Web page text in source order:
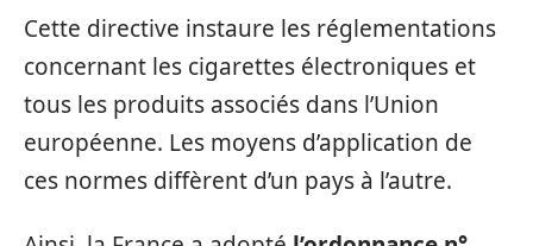
Cette directive instaure les réglementations
concernant les cigarettes électroniques et
tous les produits associés dans l’Union
européenne. Les moyens d’application de
ces normes diffèrent d’un pays à l’autre.